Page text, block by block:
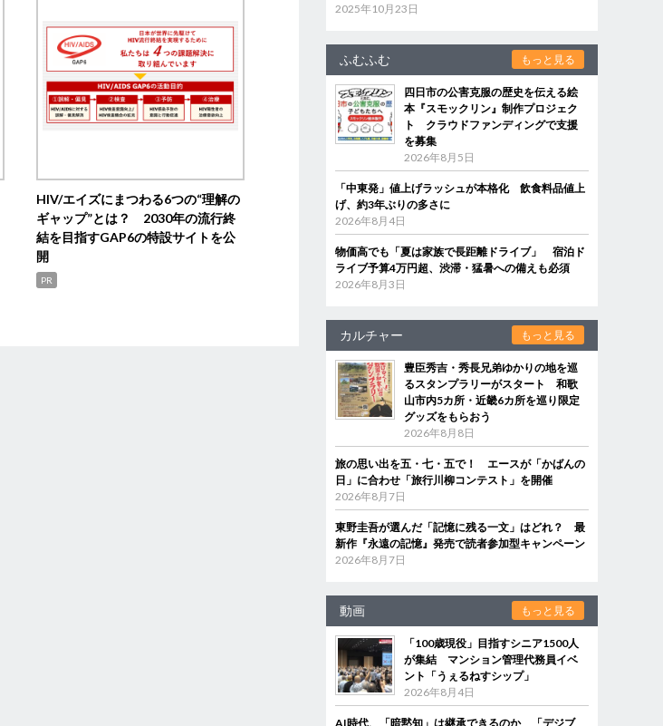
HIV/エイズにまつわる6つの“理解の
ギャップ”とは？ 2030年の流行終
結を目指すGAP6の特設サイトを公
開
PR
2025年10月23日
ふむふむ もっと見る
四日市の公害克服の歴史を伝える絵
本『スモックリン』制作プロジェク
ト クラウドファンディングで支援
を募集
2026年8月5日
「中東発」値上げラッシュが本格化 飲食料品値上
げ、約3年ぶりの多さに
2026年8月4日
物価高でも「夏は家族で長距離ドライブ」 宿泊ド
ライブ予算4万円超、渋滞・猛暑への備えも必須
2026年8月3日
カルチャー もっと見る
豊臣秀吉・秀長兄弟ゆかりの地を巡
るスタンプラリーがスタート 和歌
山市内5カ所・近畿6カ所を巡り限定
グッズをもらおう
2026年8月8日
旅の思い出を五・七・五で！ エースが「かばんの
日」に合わせ「旅行川柳コンテスト」を開催
2026年8月7日
東野圭吾が選んだ「記憶に残る一文」はどれ？ 最
新作『永遠の記憶』発売で読者参加型キャンペーン
2026年8月7日
動画 もっと見る
「100歳現役」目指すシニア1500人
が集結 マンション管理代務員イベ
ント「うぇるねすシップ」
2026年8月4日
AI時代、「暗黙知」は継承できるのか 「デジブ